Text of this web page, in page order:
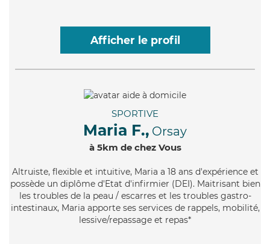
Afficher le profil
SPORTIVE
Maria F., Orsay
à 5km de chez Vous
Altruiste, flexible et intuitive, Maria a 18 ans d'expérience et
possède un diplôme d'Etat d'infirmier (DEI). Maitrisant bien
les troubles de la peau / escarres et les troubles gastro-
intestinaux, Maria apporte ses services de rappels, mobilité,
lessive/repassage et repas*